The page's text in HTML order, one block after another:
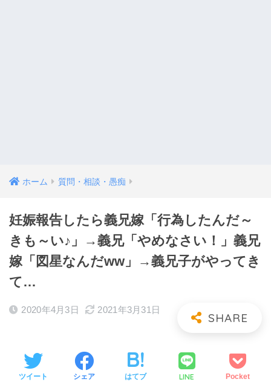
ホーム 質問・相談・愚痴
妊娠報告したら義兄嫁「行為したんだ～
きも～い♪」→義兄「やめなさい！」義兄
嫁「図星なんだww」→義兄子がやってき
て…
2020年4月3日 2021年3月31日
ツイート シェア はてブ LINE Pocket